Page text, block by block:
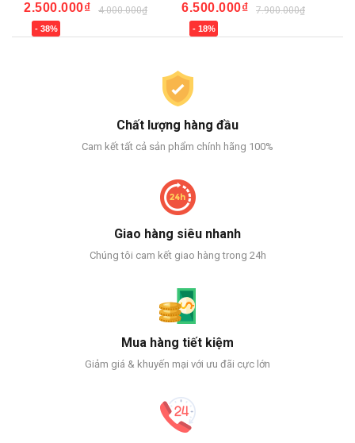
2.500.000₫ 4.000.000₫ 6.500.000₫ 7.900.000₫
Chất lượng hàng đầu
Cam kết tất cả sản phẩm chính hãng 100%
Giao hàng siêu nhanh
Chúng tôi cam kết giao hàng trong 24h
Mua hàng tiết kiệm
Giảm giá & khuyến mại với ưu đãi cực lớn